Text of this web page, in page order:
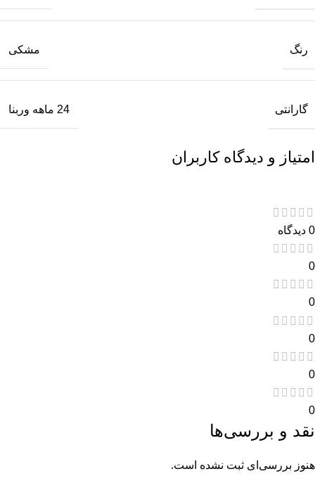
رنگ مشکی
گارانتی 24 ماهه وربنا
امتیاز و دیدگاه کاربران
0 دیدگاه
0
0
0
0
0
نقد و بررسی‌ها
هنوز بررسی‌ای ثبت نشده است.